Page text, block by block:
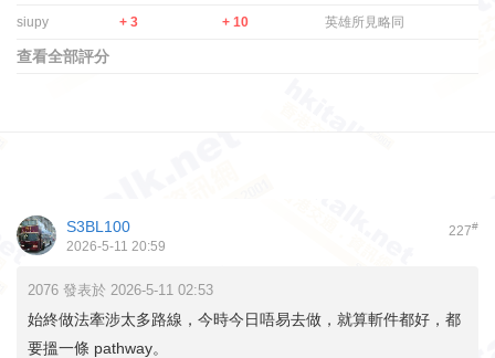
siupy + 3 + 10 英雄所見略同
查看全部評分
227#
S3BL100
2026-5-11 20:59
2076 發表於 2026-5-11 02:53
始終做法牽涉太多路線，今時今日唔易去做，就算斬件都好，都
要搵一條 pathway。